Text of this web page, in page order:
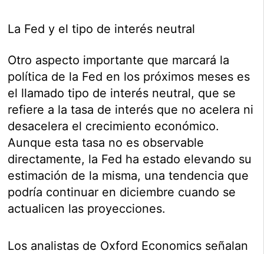
La Fed y el tipo de interés neutral
Otro aspecto importante que marcará la
política de la Fed en los próximos meses es
el llamado tipo de interés neutral, que se
refiere a la tasa de interés que no acelera ni
desacelera el crecimiento económico.
Aunque esta tasa no es observable
directamente, la Fed ha estado elevando su
estimación de la misma, una tendencia que
podría continuar en diciembre cuando se
actualicen las proyecciones.
Los analistas de Oxford Economics señalan